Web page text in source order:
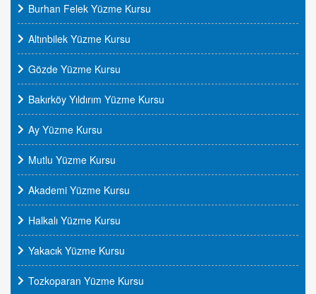
Burhan Felek Yüzme Kursu
Altınbilek Yüzme Kursu
Gözde Yüzme Kursu
Bakırköy Yıldırım Yüzme Kursu
Ay Yüzme Kursu
Mutlu Yüzme Kursu
Akademi Yüzme Kursu
Halkalı Yüzme Kursu
Yakacık Yüzme Kursu
Tozkoparan Yüzme Kursu